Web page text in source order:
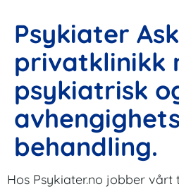
Psykiater
privatklinikk
psykiatrisk
avhengighets
behandling.
Hos Psykiater.no jobber